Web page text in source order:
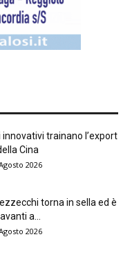
trainano l’export
Cina
2026
torna in sella ed è
a...
2026